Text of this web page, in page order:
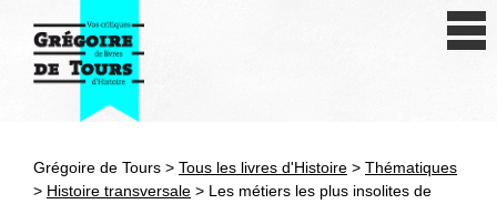
Antiquité
Grégoire de Tours > Tous les livres d'Histoire > Thématiques
> Histoire transversale > Les métiers les plus insolites de